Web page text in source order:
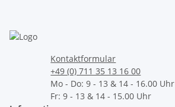
Kontaktformular
+49 (0) 711 35 13 16 00
Mo - Do: 9 - 13 & 14 - 16.00 Uhr
Fr: 9 - 13 & 14 - 15.00 Uhr